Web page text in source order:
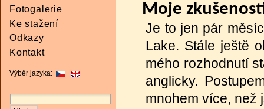
Moje
Je to jen pár
Lake. Stále ještě
mého rozhodnutí
anglicky.
mnohem více, než
Fotogalerie
Ke stažení
Odkazy
Kontakt
Výběr jazyka: